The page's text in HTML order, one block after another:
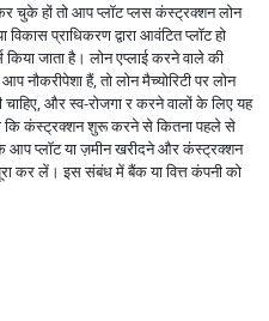
चुके हों तो आप प्लॉट प्लस कंस्ट्रक्शन लोन
प्राधिकरण द्वारा आवंटित प्लॉट हो
जाता है। लोन एप्लाई करने वाले की
नौकरीपेशा हैं, तो लोन मैच्योरिटी पर लोन
और स्व-रोजगा र करने वालों के लिए यह
कि कंस्ट्रक्शन शुरू करने से कितना पहले से
आप प्लॉट या ज़मीन खरीदने और कंस्ट्रक्शन
कर लें। इस संबंध में बैंक या वित्त कंपनी को